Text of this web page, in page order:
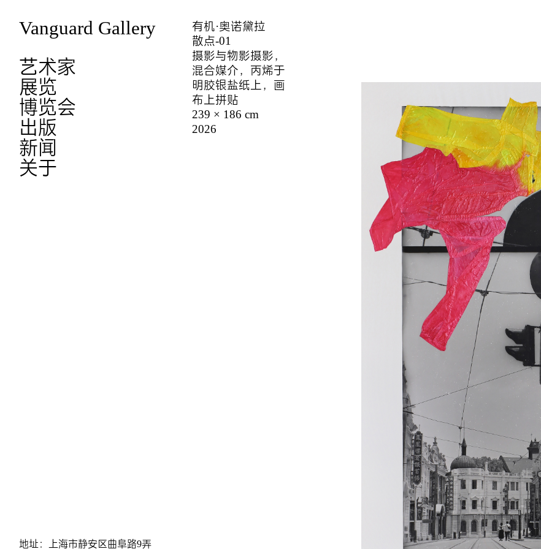
Vanguard Gallery
艺术家
展览
博览会
出版
新闻
关于
地址：上海市静安区曲阜路9弄
有机·奥诺黛拉
散点-01
摄影与‌物影摄影，
混合媒介，丙烯于
明胶银盐纸上，画
布上拼贴
239 × 186 cm
2026